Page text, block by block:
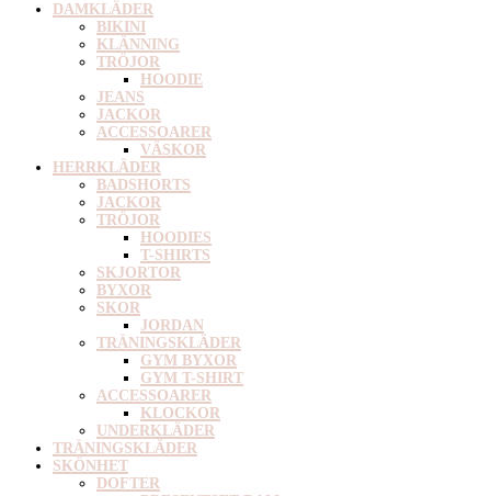
DAMKLÄDER
BIKINI
KLÄNNING
TRÖJOR
HOODIE
JEANS
JACKOR
ACCESSOARER
VÄSKOR
HERRKLÄDER
BADSHORTS
JACKOR
TRÖJOR
HOODIES
T-SHIRTS
SKJORTOR
BYXOR
SKOR
JORDAN
TRÄNINGSKLÄDER
GYM BYXOR
GYM T-SHIRT
ACCESSOARER
KLOCKOR
UNDERKLÄDER
TRÄNINGSKLÄDER
SKÖNHET
DOFTER